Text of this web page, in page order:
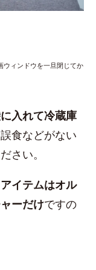
ィンドウを一旦閉じてか
入れて冷蔵庫
食などがない
さい。
イテムはオル
ーだけですの